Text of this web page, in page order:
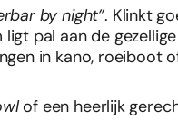
by night”. Klinkt
pal aan de
in kano, roeiboot
of een heerlijk